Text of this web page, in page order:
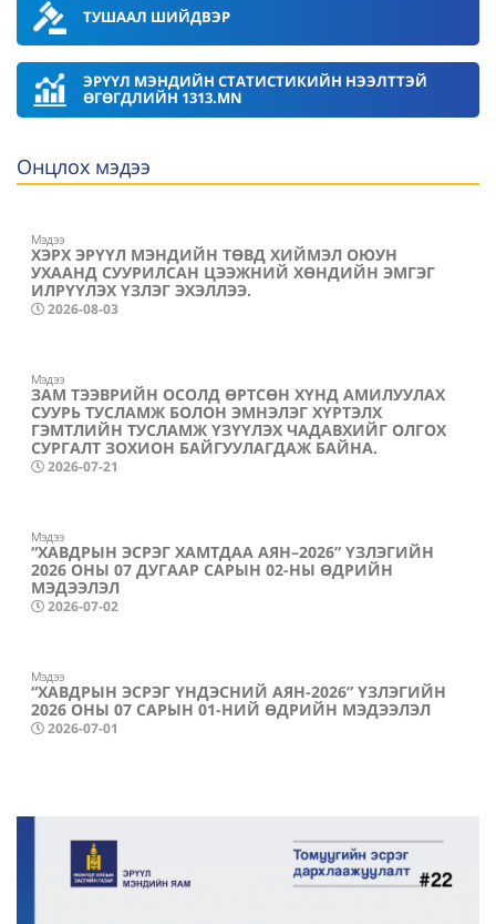
ТУШААЛ ШИЙДВЭР
ЭРҮҮЛ МЭНДИЙН СТАТИСТИКИЙН НЭЭЛТТЭЙ
ӨГӨГДЛИЙН 1313.MN
Онцлох мэдээ
Мэдээ
ХЭРХ ЭРҮҮЛ МЭНДИЙН ТӨВД ХИЙМЭЛ ОЮУН
УХААНД СУУРИЛСАН ЦЭЭЖНИЙ ХӨНДИЙН ЭМГЭГ
ИЛРҮҮЛЭХ ҮЗЛЭГ ЭХЭЛЛЭЭ.
2026-08-03
Мэдээ
ЗАМ ТЭЭВРИЙН ОСОЛД ӨРТСӨН ХҮНД АМИЛУУЛАХ
СУУРЬ ТУСЛАМЖ БОЛОН ЭМНЭЛЭГ ХҮРТЭЛХ
ГЭМТЛИЙН ТУСЛАМЖ ҮЗҮҮЛЭХ ЧАДАВХИЙГ ОЛГОХ
СУРГАЛТ ЗОХИОН БАЙГУУЛАГДАЖ БАЙНА.
2026-07-21
Мэдээ
“ХАВДРЫН ЭСРЭГ ХАМТДАА АЯН–2026” ҮЗЛЭГИЙН
2026 ОНЫ 07 ДУГААР САРЫН 02-НЫ ӨДРИЙН
МЭДЭЭЛЭЛ
2026-07-02
Мэдээ
“ХАВДРЫН ЭСРЭГ ҮНДЭСНИЙ АЯН-2026” ҮЗЛЭГИЙН
2026 ОНЫ 07 САРЫН 01-НИЙ ӨДРИЙН МЭДЭЭЛЭЛ
2026-07-01